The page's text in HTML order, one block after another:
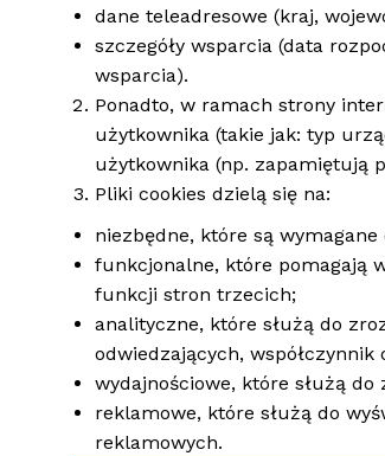
dane teleadresowe (kraj,
szczegóły wsparcia (data
wsparcia).
Ponadto, w ramach strony
użytkownika (takie jak: typ
użytkownika (np. zapamiętują
Pliki cookies dzielą się na:
niezbędne, które są
funkcjonalne, które pomagają
funkcji stron trzecich;
analityczne, które służą do
odwiedzających,
wydajnościowe, które służą
reklamowe, które służą do
reklamowych.